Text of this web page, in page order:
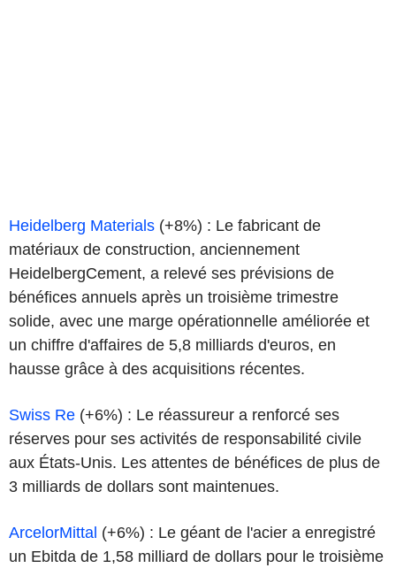
Heidelberg Materials (+8%) : Le fabricant de
matériaux de construction, anciennement
HeidelbergCement, a relevé ses prévisions de
bénéfices annuels après un troisième trimestre
solide, avec une marge opérationnelle améliorée et
un chiffre d'affaires de 5,8 milliards d'euros, en
hausse grâce à des acquisitions récentes.
Swiss Re (+6%) : Le réassureur a renforcé ses
réserves pour ses activités de responsabilité civile
aux États-Unis. Les attentes de bénéfices de plus de
3 milliards de dollars sont maintenues.
ArcelorMittal (+6%) : Le géant de l'acier a enregistré
un Ebitda de 1,58 milliard de dollars pour le troisième